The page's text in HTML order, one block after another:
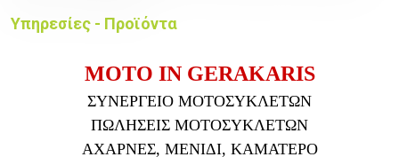
Υπηρεσίες - Προϊόντα
MOTO IN GERAKARIS
ΣΥΝΕΡΓΕΙΟ ΜΟΤΟΣΥΚΛΕΤΩΝ
ΠΩΛΗΣΕΙΣ ΜΟΤΟΣΥΚΛΕΤΩΝ
ΑΧΑΡΝΕΣ, ΜΕΝΙΔΙ, ΚΑΜΑΤΕΡΟ